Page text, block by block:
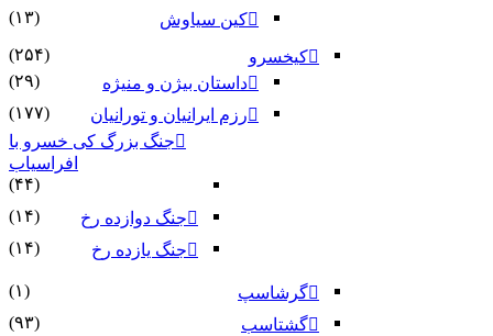
کین سیاوش
(۱۳)
کیخسرو
(۲۵۴)
داستان بیژن و منیژه
(۲۹)
رزم ایرانیان و تورانیان
(۱۷۷)
جنگ بزرگ کی خسرو با
افراسیاب
(۴۴)
جنگ دوازده رخ
(۱۴)
جنگ یازده رخ
(۱۴)
گرشاسپ
(۱)
گشتاسب
(۹۳)